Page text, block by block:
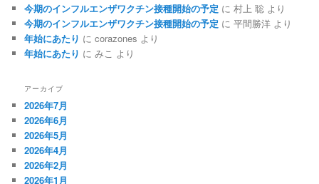
今期のインフルエンザワクチン接種開始の予定 に村上 聡 より
今期のインフルエンザワクチン接種開始の予定 に平間勝洋 より
年始にあたり にcorazones より
年始にあたり にみこ より
アーカイブ
2026年7月
2026年6月
2026年5月
2026年4月
2026年2月
2026年1月